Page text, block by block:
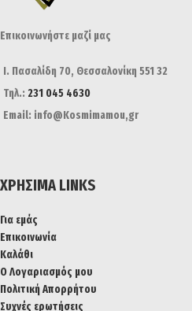
Επικοινωνήστε μαζί μας
Ι. Πασαλίδη 70, Θεσσαλονίκη 551 32
Τηλ.: 231 045 4630
Email: info@Kosmimamou,gr
ΧΡΉΣΙΜΑ LINKS
Για εμάς
Επικοινωνία
Καλάθι
Ο Λογαριασμός μου
Πολιτική Απορρήτου
Συχνές ερωτήσεις